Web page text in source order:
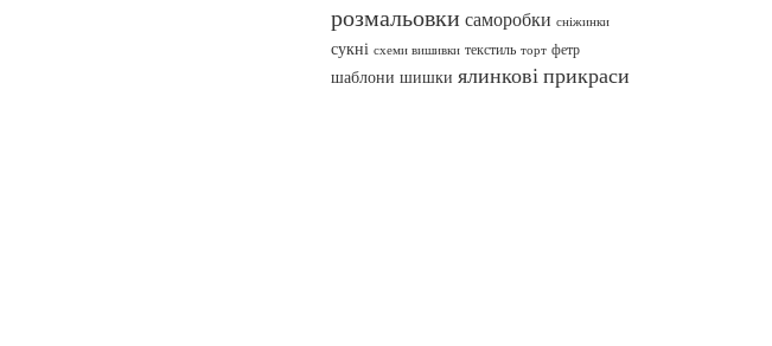
розмальовки саморобки сніжинки
сукні схеми вишивки текстиль торт фетр
шаблони шишки ялинкові прикраси